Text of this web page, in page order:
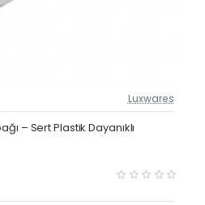
Güncel Fiyat
Luxwares
– Sert Plastik Dayanıklı